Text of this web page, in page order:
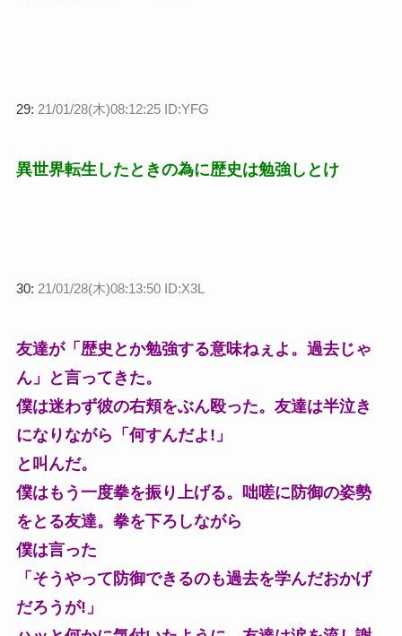
29: 21/01/28(木)08:12:25 ID:YFG
異世界転生したときの為に歴史は勉強しとけ
30: 21/01/28(木)08:13:50 ID:X3L
友達が「歴史とか勉強する意味ねぇよ。過去じゃ
ん」と言ってきた。
僕は迷わず彼の右頬をぶん殴った。友達は半泣き
になりながら「何すんだよ!」
と叫んだ。
僕はもう一度拳を振り上げる。咄嗟に防御の姿勢
をとる友達。拳を下ろしながら
僕は言った
「そうやって防御できるのも過去を学んだおかげ
だろうが!」